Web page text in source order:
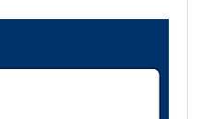
キロ以上で駆け抜けた